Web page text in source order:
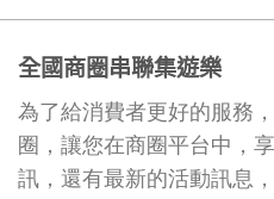
全國商圈串聯集遊樂
為了給消費者更好的服務
圈，讓您在商圈平台中，
訊，還有最新的活動訊息